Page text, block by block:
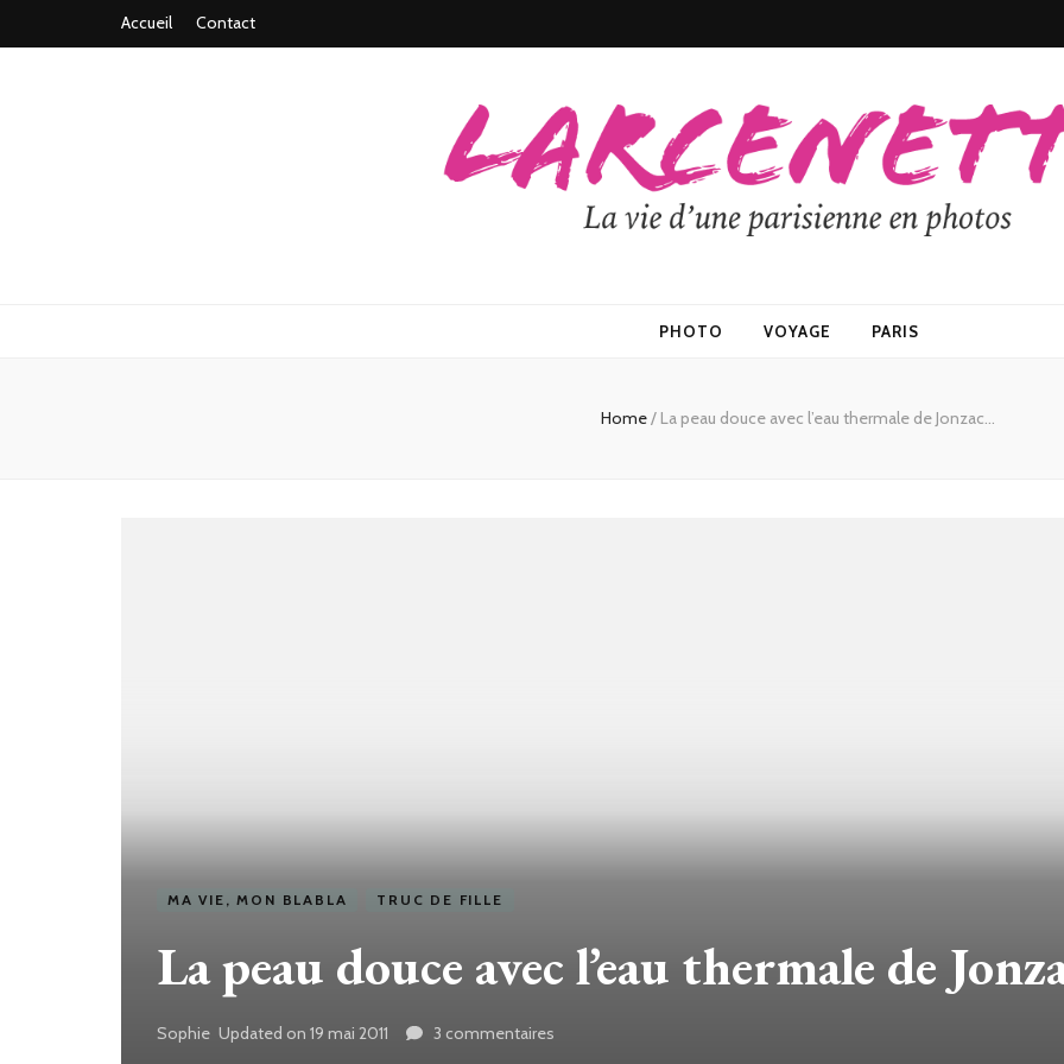
Accueil Contact
PHOTO VOYAGE PARIS
Home/ La peau douce avec l’eau thermale de Jonzac…
MA VIE, MON BLABLA TRUC DE FILLE
La peau douce avec l’eau thermale de
Sophie Updated on 19 mai 2011 3 commentaires